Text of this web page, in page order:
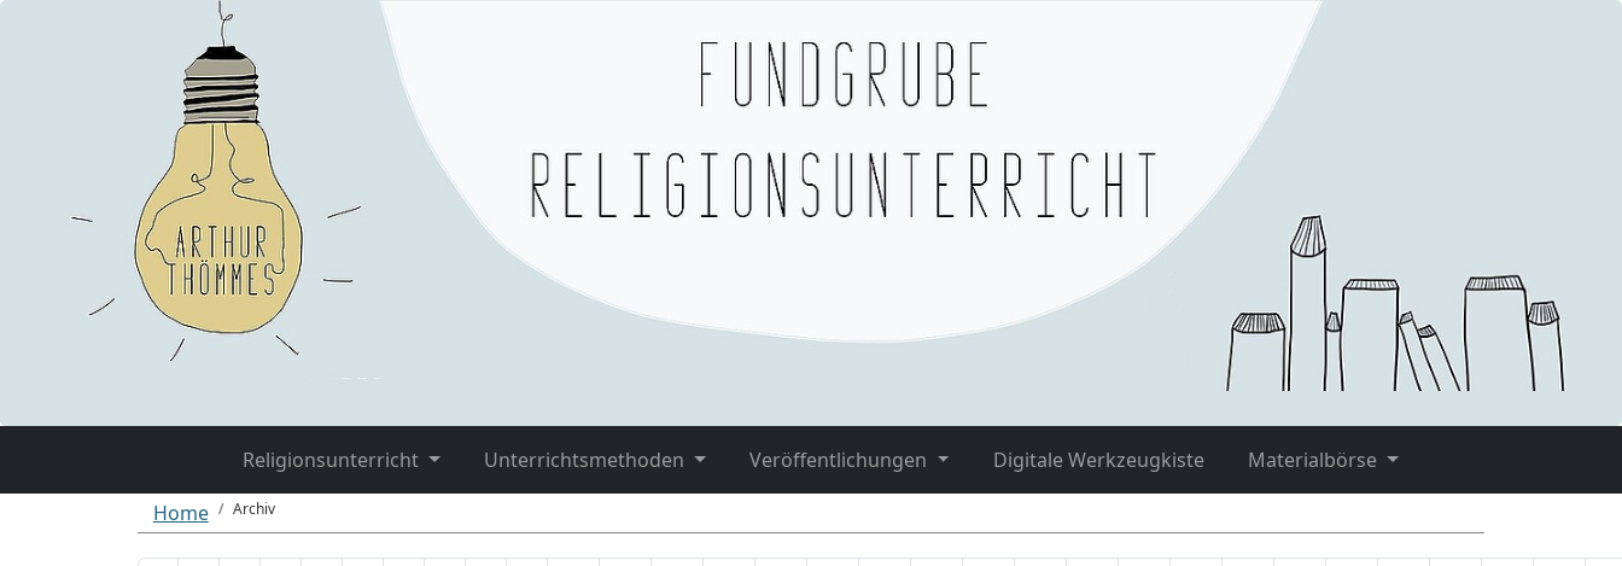
Religionsunterricht Unterrichtsmethoden Veröffentlichungen Digitale Werkzeugkiste
Materialbörse
Home
Archiv